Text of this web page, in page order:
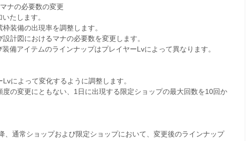
ナの必要数の変更
たします。
装備の出現率を調整します。
計図におけるマナの必要数を変更します。
備アイテムのラインナップはプレイヤーLvによって異なります。
によって変化するように調整します。
の変更にともない、1日に出現する限定ショップの最大回数を10回か
通常ショップおよび限定ショップにおいて、変更後のラインナップ